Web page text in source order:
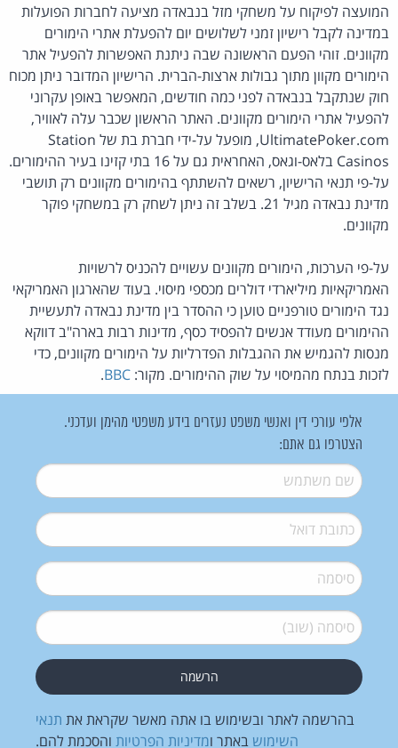
המועצה לפיקוח על משחקי מזל בנבאדה מציעה לחברות הפועלות
במדינה לקבל רישיון זמני לשלושים יום להפעלת אתרי הימורים
מקוונים. זוהי הפעם הראשונה שבה ניתנת האפשרות להפעיל אתר
הימורים מקוון מתוך גבולות ארצות-הברית. הרישיון המדובר ניתן מכוח
חוק שנתקבל בנבאדה לפני כמה חודשים, המאפשר באופן עקרוני
להפעיל אתרי הימורים מקוונים. האתר הראשון שכבר עלה לאוויר,
UltimatePoker.com, מופעל על-ידי חברת בת של Station
Casinos בלאס-וגאס, האחראית גם על 16 בתי קזינו בעיר ההימורים.
על-פי תנאי הרישיון, רשאים להשתתף בהימורים מקוונים רק תושבי
מדינת נבאדה מגיל 21. בשלב זה ניתן לשחק רק במשחקי פוקר
מקוונים.
על-פי הערכות, הימורים מקוונים עשויים להכניס לרשויות
האמריקאיות מיליארדי דולרים מכספי מיסוי. בעוד שהארגון האמריקאי
נגד הימורים טורפניים טוען כי ההסדר בין מדינת נבאדה לתעשיית
ההימורים מעודד אנשים להפסיד כסף, מדינות רבות בארה"ב דווקא
מנסות להגמיש את ההגבלות הפדרליות על הימורים מקוונים, כדי
לזכות בנתח מהמיסוי על שוק ההימורים. מקור: BBC
.
אלפי עורכי דין ואנשי משפט נעזרים בידע משפטי מהימן ועדכני.
הצטרפו גם אתם:
שם משתמש*
דואל*
סיסמה*
סיסמה (שוב)*
בהרשמה לאתר ובשימוש בו אתה מאשר שקראת את תנאי
השימוש באתר ומדיניות הפרטיות והסכמת להם.